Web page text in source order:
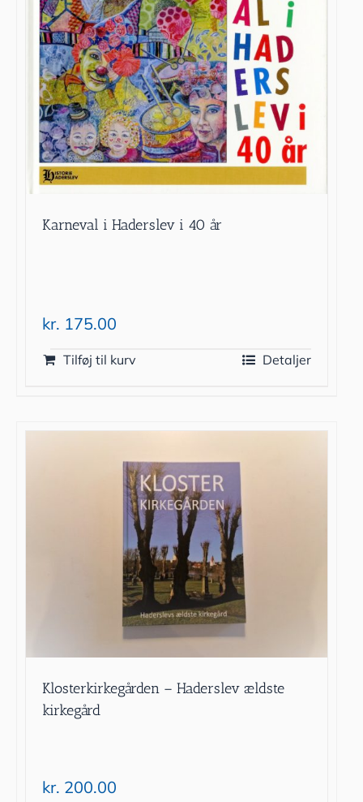
Karneval i Haderslev i 40 år
kr. 175.00
Tilføj til kurv Detaljer
Klosterkirkegården – Haderslev ældste
kirkegård
kr. 200.00